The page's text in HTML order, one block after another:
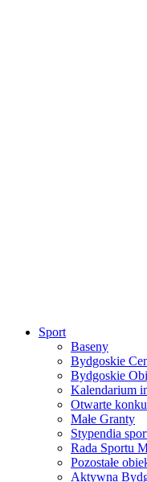
Sport
Baseny
Bydgoskie
Bydgoskie
Kalendarium
Otwarte
Małe Granty
Stypendia
Rada Sportu
Pozostałe
Aktywna